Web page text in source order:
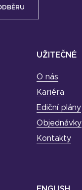
UŽITEČNÉ
O nás
Kariéra
Ediční plány
Objednávky
Kontakty